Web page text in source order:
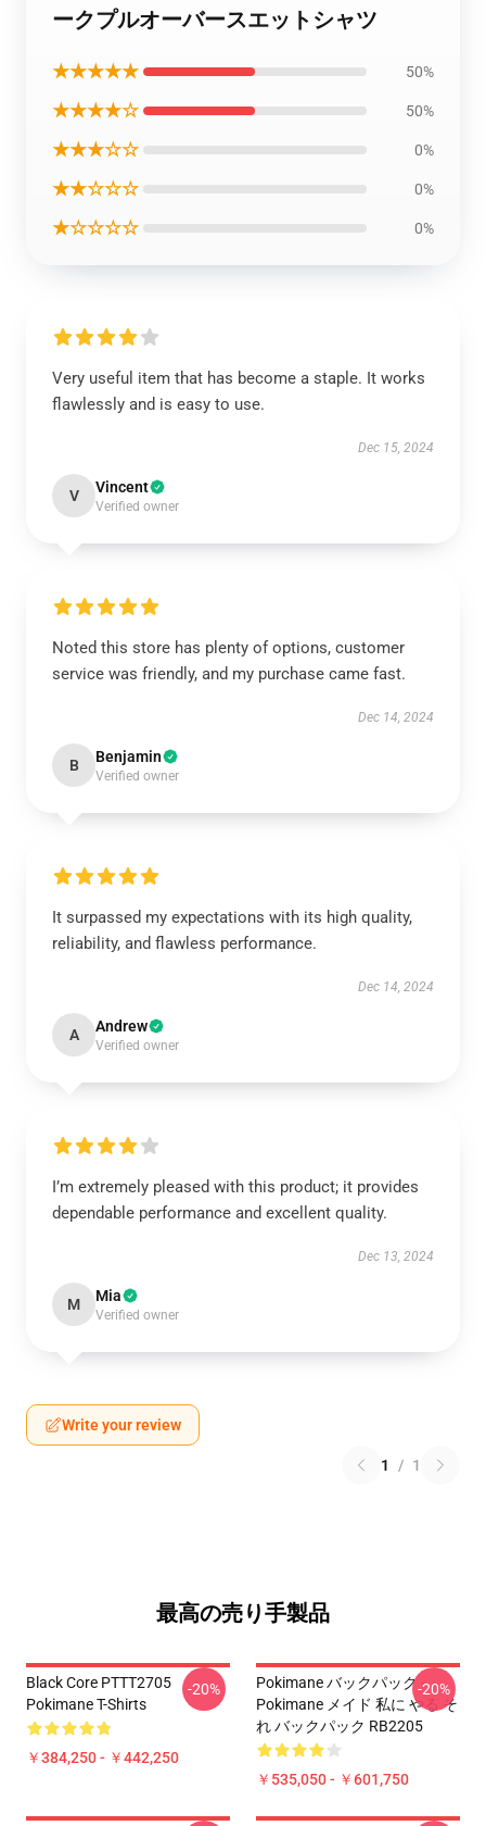
ークプルオーバースエットシャツ
★★★★★ 50%
★★★★☆ 50%
★★★☆☆ 0%
★★☆☆☆ 0%
★☆☆☆☆ 0%
Very useful item that has become a staple. It works
flawlessly and is easy to use.
Dec 15, 2024
V Vincent
Verified owner
Noted this store has plenty of options, customer
service was friendly, and my purchase came fast.
Dec 14, 2024
B Benjamin
Verified owner
It surpassed my expectations with its high quality,
reliability, and flawless performance.
Dec 14, 2024
A Andrew
Verified owner
I’m extremely pleased with this product; it provides
dependable performance and excellent quality.
Dec 13, 2024
M Mia
Verified owner
Write your review
1 / 1
最高の売り手製品
Black Core PTTT2705
Pokimane T-Shirts
￥384,250 - ￥442,250
-20%
Pokimane バックパック -
Pokimane メイド 私に やる そ
れ バックパック RB2205
￥535,050 - ￥601,750
-20%